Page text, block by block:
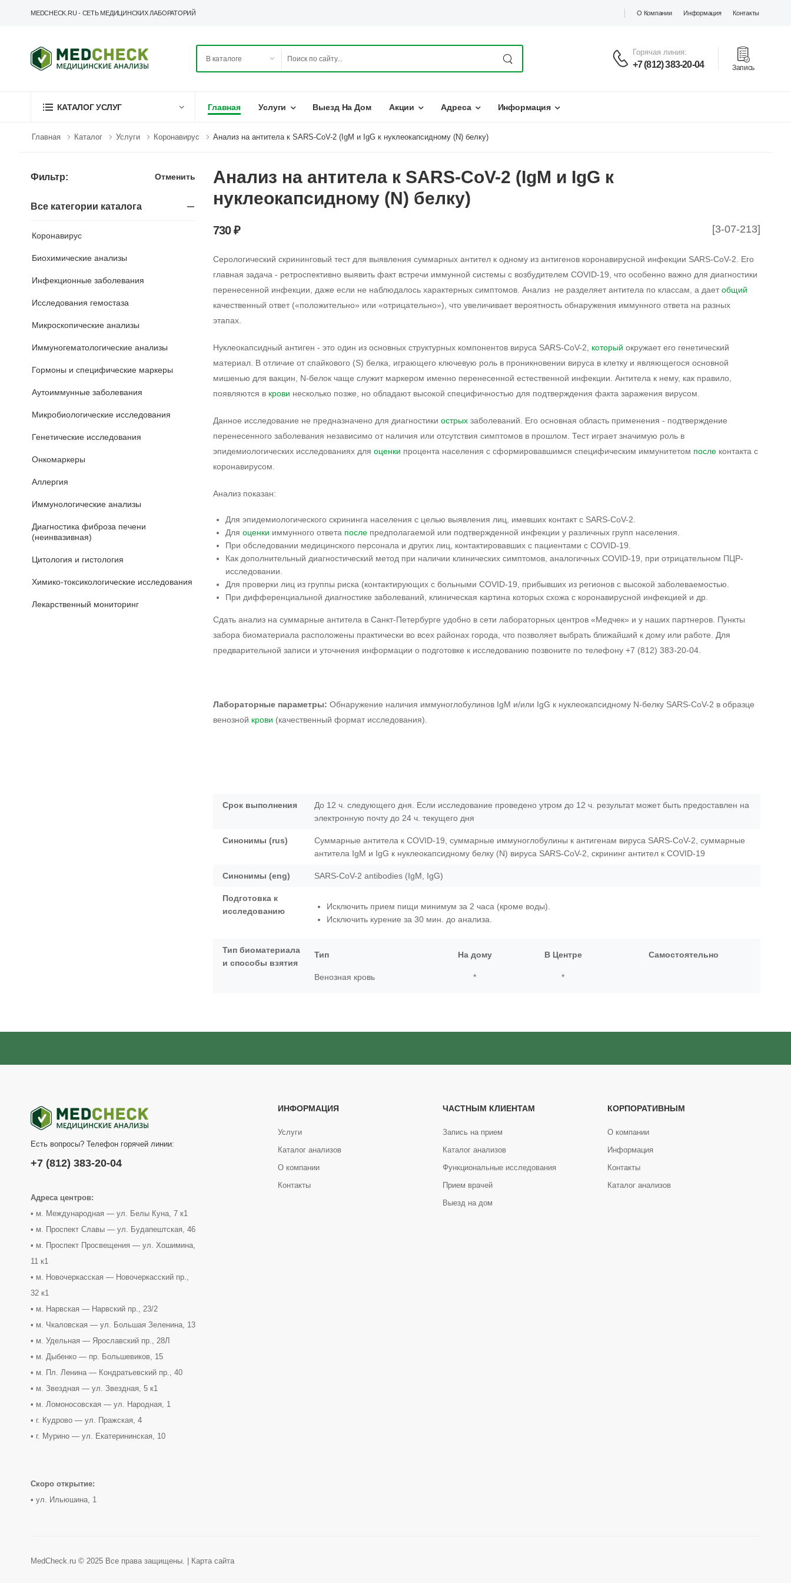
MEDCHECK.RU - СЕТЬ МЕДИЦИНСКИХ ЛАБОРАТОРИЙ О Компании Информация Контакты
Горячая линия:
+7 (812) 383-20-04 Запись
КАТАЛОГ УСЛУГ Главная Услуги Выезд На Дом Акции Адреса Информация
Главная Каталог Услуги Коронавирус Анализ на антитела к SARS-CoV-2 (IgM и IgG к нуклеокапсидному (N) белку)
Фильтр: Отменить
Все категории каталога
Коронавирус
Биохимические анализы
Инфекционные заболевания
Исследования гемостаза
Микроскопические анализы
Иммуногематологические анализы
Гормоны и специфические маркеры
Аутоиммунные заболевания
Микробиологические исследования
Генетические исследования
Онкомаркеры
Аллергия
Иммунологические анализы
Диагностика фиброза печени
(неинвазивная)
Цитология и гистология
Химико-токсикологические исследования
Лекарственный мониторинг
Анализ на антитела к SARS-CoV-2 (IgM и IgG к
нуклеокапсидному (N) белку)
[3-07-213]
730 ₽
Серологический скрининговый тест для выявления суммарных антител к одному из антигенов коронавирусной инфекции SARS-CoV-2. Его
главная задача - ретроспективно выявить факт встречи иммунной системы с возбудителем COVID-19, что особенно важно для диагностики
перенесенной инфекции, даже если не наблюдалось характерных симптомов. Анализ не разделяет антитела по классам, а даетобщий
качественный ответ («положительно» или «отрицательно»), что увеличивает вероятность обнаружения иммунного ответа на разных
этапах.
Нуклеокапсидный антиген - это один из основных структурных компонентов вируса SARS-CoV-2, который окружает его генетический
материал. В отличие от спайкового (S) белка, играющего ключевую роль в проникновении вируса в клетку и являющегося основной
мишенью для вакцин, N-белок чаще служит маркером именно перенесенной естественной инфекции. Антитела к нему, как правило,
появляются в крови несколько позже, но обладают высокой специфичностью для подтверждения факта заражения вирусом.
Данное исследование не предназначено для диагностики острых заболеваний. Его основная область применения - подтверждение
перенесенного заболевания независимо от наличия или отсутствия симптомов в прошлом. Тест играет значимую роль в
эпидемиологических исследованиях для оценки процента населения с сформировавшимся специфическим иммунитетом после контакта с
коронавирусом.
Анализ показан:
Для эпидемиологического скрининга населения с целью выявления лиц, имевших контакт с SARS-CoV-2.
Для оценки иммунного ответа после предполагаемой или подтвержденной инфекции у различных групп населения.
При обследовании медицинского персонала и других лиц, контактировавших с пациентами с COVID-19.
Как дополнительный диагностический метод при наличии клинических симптомов, аналогичных COVID-19, при отрицательном ПЦР-
исследовании.
Для проверки лиц из группы риска (контактирующих с больными COVID-19, прибывших из регионов с высокой заболеваемостью.
При дифференциальной диагностике заболеваний, клиническая картина которых схожа с коронавирусной инфекцией и др.
Сдать анализ на суммарные антитела в Санкт-Петербурге удобно в сети лабораторных центров «Медчек» и у наших партнеров. Пункты
забора биоматериала расположены практически во всех районах города, что позволяет выбрать ближайший к дому или работе. Для
предварительной записи и уточнения информации о подготовке к исследованию позвоните по телефону +7 (812) 383-20-04.
Лабораторные параметры: Обнаружение наличия иммуноглобулинов IgM и/или IgG к нуклеокапсидному N-белку SARS-CoV-2 в образце
венозной крови (качественный формат исследования).
Срок выполнения
До 12 ч. следующего дня. Если исследование проведено утром до 12 ч. результат может быть предоставлен на
электронную почту до 24 ч. текущего дня
Синонимы (rus)
Суммарные антитела к COVID-19, суммарные иммуноглобулины к антигенам вируса SARS-CoV-2, суммарные
антитела IgM и IgG к нуклеокапсидному белку (N) вируса SARS-CoV-2, скрининг антител к COVID-19
Синонимы (eng) SARS-CoV-2 antibodies (IgM, IgG)
Подготовка к
исследованию
Исключить прием пищи минимум за 2 часа (кроме воды).
Исключить курение за 30 мин. до анализа.
Тип биоматериала
и способы взятия
Тип На дому В Центре Самостоятельно
Венозная кровь * *
Есть вопросы? Телефон горячей линии:
+7 (812) 383-20-04
Адреса центров:
• м. Международная — ул. Белы Куна, 7 к1
• м. Проспект Славы — ул. Будапештская, 46
• м. Проспект Просвещения — ул. Хошимина,
11 к1
• м. Новочеркасская — Новочеркасский пр.,
32 к1
• м. Нарвская — Нарвский пр., 23/2
• м. Чкаловская — ул. Большая Зеленина, 13
• м. Удельная — Ярославский пр., 28Л
• м. Дыбенко — пр. Большевиков, 15
• м. Пл. Ленина — Кондратьевский пр., 40
• м. Звездная — ул. Звездная, 5 к1
• м. Ломоносовская — ул. Народная, 1
• г. Кудрово — ул. Пражская, 4
• г. Мурино — ул. Екатерининская, 10
Скоро открытие:
• ул. Ильюшина, 1
ИНФОРМАЦИЯ
Услуги
Каталог анализов
О компании
Контакты
ЧАСТНЫМ КЛИЕНТАМ
Запись на прием
Каталог анализов
Функциональные исследования
Прием врачей
Выезд на дом
КОРПОРАТИВНЫМ
О компании
Информация
Контакты
Каталог анализов
MedCheck.ru © 2025 Все права защищены. | Карта сайта